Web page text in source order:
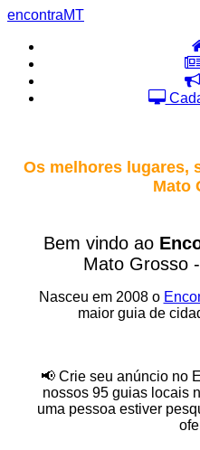
encontraMT
Os melhores lugares,
Mato
Bem vindo ao
Mato Grosso
Nasceu em 2008 o
maior guia de
📢 Crie seu anúncio no
nossos 95 guias locais
uma pessoa estiver